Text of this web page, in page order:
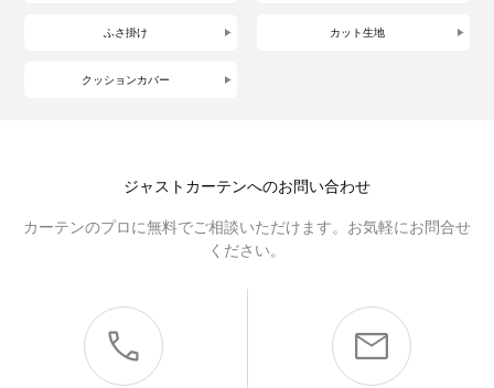
ふさ掛け カット生地
クッションカバー
ジャストカーテンへのお問い合わせ
カーテンのプロに無料でご相談いただけます。お気軽にお問合せ
ください。